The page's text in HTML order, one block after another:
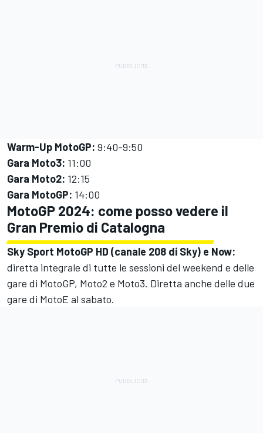
Warm-Up MotoGP: 9:40-9:50
Gara Moto3: 11:00
Gara Moto2: 12:15
Gara MotoGP: 14:00
MotoGP 2024: come posso vedere il
Gran Premio di Catalogna
Sky Sport MotoGP HD (canale 208 di Sky) e Now:
diretta integrale di tutte le sessioni del weekend e delle
gare di MotoGP, Moto2 e Moto3. Diretta anche delle due
gare di MotoE al sabato.